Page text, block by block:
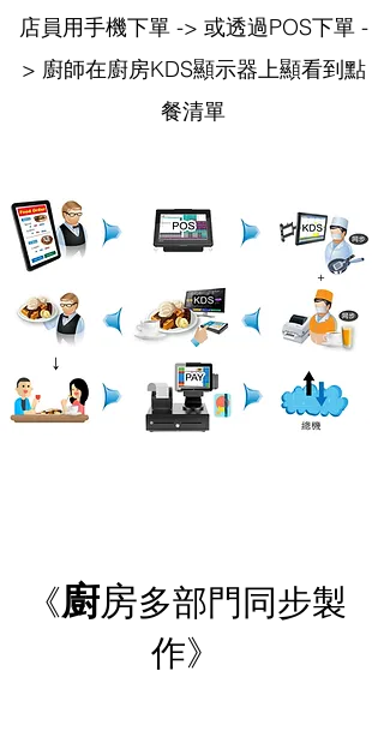
店員用手機下單 -> 或透過POS下單 -
> 廚師在廚房KDS顯示器上顯看到點
餐清單
《廚房多部門同步製
作》